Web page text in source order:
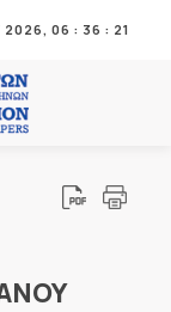
06 : 36 : 21